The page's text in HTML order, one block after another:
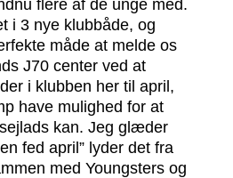
flere af de unge med.
i 3 nye klubbåde, og
måde at melde os
J70 center ved at
i klubben her til april,
have mulighed for at
kan. Jeg glæder
fed april” lyder det fra
med Youngsters og